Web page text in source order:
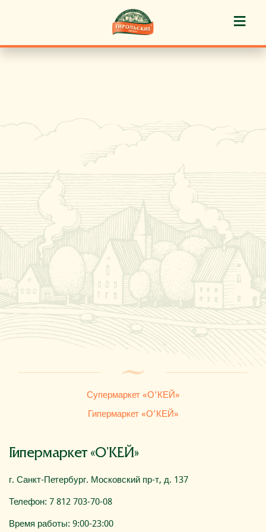
Супермаркет «О’КЕЙ»
Гипермаркет «О’КЕЙ»
Гипермаркет «О’КЕЙ»
г. Санкт-Петербург. Московский пр-т, д. 137
Телефон: 7 812 703-70-08
Время работы: 9:00-23:00
≡
Пирожные «Тирольские» ®
Торты «Тирольские» ®
Куличи
Кафе-кондитерские
Новости
Где купить
О компании